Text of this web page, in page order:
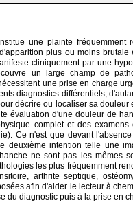
une plainte fréquemment
plus ou moins
cliniquement par une
un large champ de
une prise en charge
diagnostics différentiels,
décrire ou localiser sa
évaluation d'une douleur de
complet et des examens
Ce n'est que devant
deuxième intention telle une
ne sont pas les mêmes
les plus fréquemment
arthrite septique,
afin d'aider le lecteur à
du diagnostic puis à la prise en